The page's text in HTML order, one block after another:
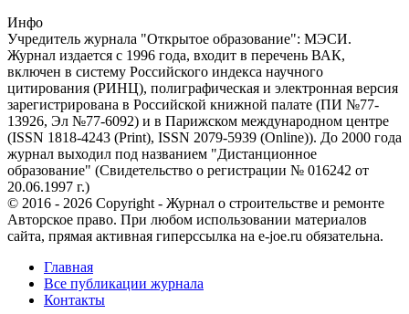
Инфо
Учредитель журнала "Открытое образование": МЭСИ.
Журнал издается с 1996 года, входит в перечень ВАК,
включен в систему Российского индекса научного
цитирования (РИНЦ), полиграфическая и электронная версия
зарегистрирована в Российской книжной палате (ПИ №77-
13926, Эл №77-6092) и в Парижском международном центре
(ISSN 1818-4243 (Print), ISSN 2079-5939 (Online)). До 2000 года
журнал выходил под названием "Дистанционное
образование" (Свидетельство о регистрации № 016242 от
20.06.1997 г.)
© 2016 - 2026 Copyright - Журнал о строительстве и ремонте
Авторское право. При любом использовании материалов
сайта, прямая активная гиперссылка на e-joe.ru обязательна.
Главная
Все публикации журнала
Контакты